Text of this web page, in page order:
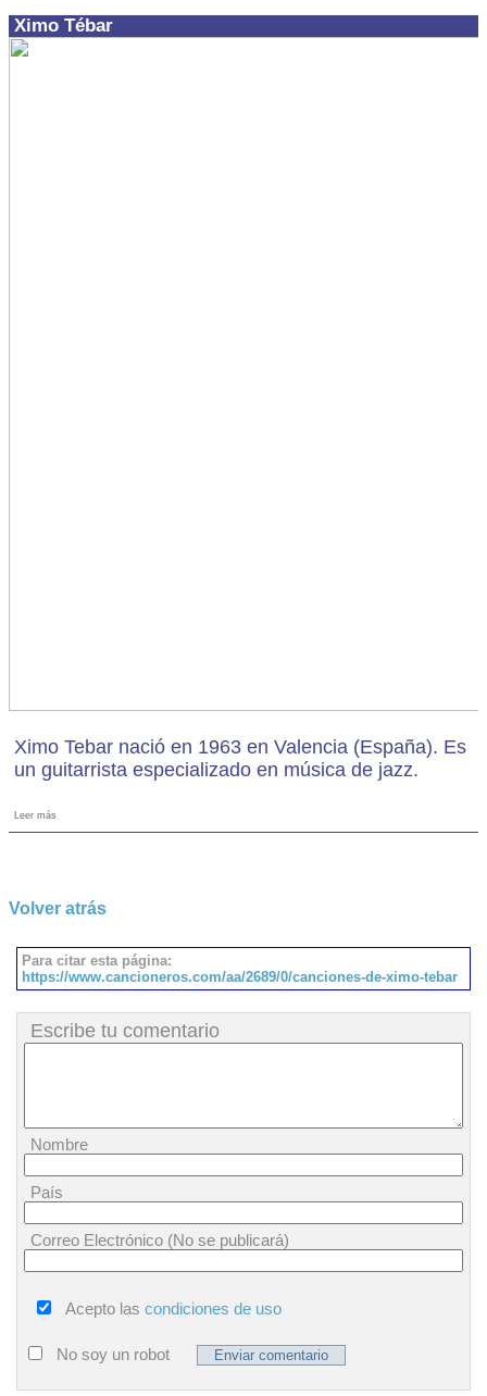
Ximo Tébar
Ximo Tebar nació en 1963 en Valencia (España). Es
un guitarrista especializado en música de jazz.
Leer más
Volver atrás
Para citar esta página:
https://www.cancioneros.com/aa/2689/0/canciones-de-ximo-tebar
Escribe tu comentario
Nombre
País
Correo Electrónico (No se publicará)
Acepto las condiciones de uso
No soy un robot